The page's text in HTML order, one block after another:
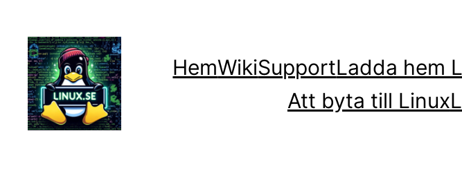
innehåll
HemWikiSupportLadda hem
Att byta till Linux